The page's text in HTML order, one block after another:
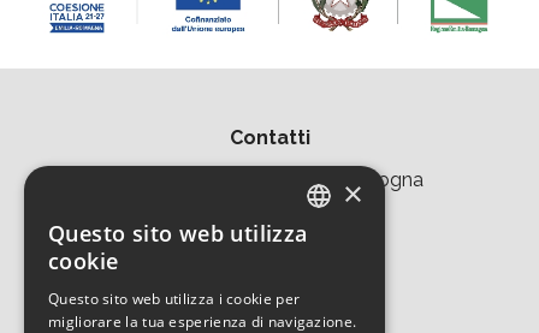
Contatti
Area della Ricerca CNR di Bologna
Via Piero Gobetti 101
Tel. +39 051 639 8457
×
Questo sito web utilizza
cookie
Questo sito web utilizza i cookie per
migliorare la tua esperienza di navigazione.